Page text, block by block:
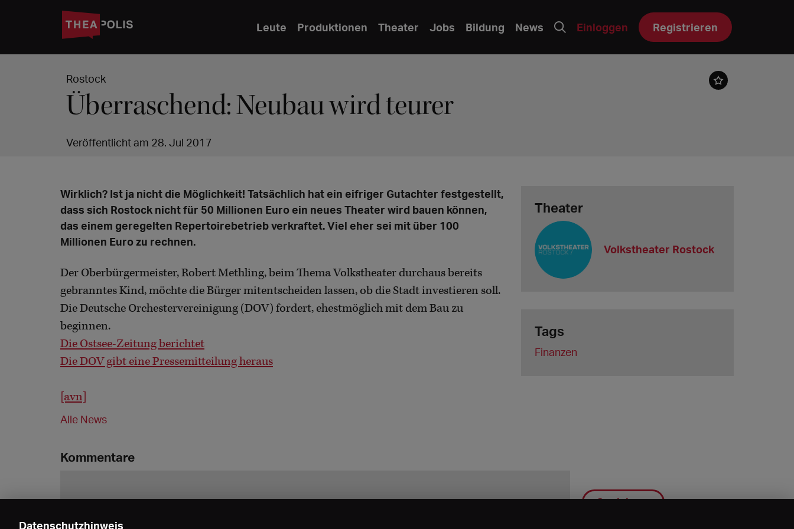
Leute Produktionen Theater Jobs Bildung News Einloggen Registrieren
Rostock
Überraschend: Neubau wird teurer
Veröffentlicht am 28. Jul 2017
Wirklich? Ist ja nicht die Möglichkeit! Tatsächlich hat ein eifriger Gutachter festgestellt,
dass sich Rostock nicht für 50 Millionen Euro ein neues Theater wird bauen können,
das einem geregelten Repertoirebetrieb verkraftet. Viel eher sei mit über 100
Millionen Euro zu rechnen.
Der Oberbürgermeister, Robert Methling, beim Thema Volkstheater durchaus bereits
gebranntes Kind, möchte die Bürger mitentscheiden lassen, ob die Stadt investieren soll.
Die Deutsche Orchestervereinigung (DOV) fordert, ehestmöglich mit dem Bau zu
beginnen.
Die Ostsee-Zeitung berichtet
Die DOV gibt eine Pressemitteilung heraus
[avn]
Alle News
Theater
Volkstheater Rostock
Tags
Finanzen
Kommentare
Speichern
Datenschutzhinweis